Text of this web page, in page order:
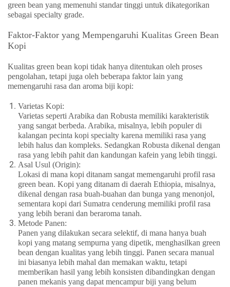
green bean yang memenuhi standar tinggi untuk dikategorikan
sebagai specialty grade.
Faktor-Faktor yang Mempengaruhi Kualitas Green Bean
Kopi
Kualitas green bean kopi tidak hanya ditentukan oleh proses
pengolahan, tetapi juga oleh beberapa faktor lain yang
memengaruhi rasa dan aroma biji kopi:
Varietas Kopi:
Varietas seperti Arabika dan Robusta memiliki karakteristik
yang sangat berbeda. Arabika, misalnya, lebih populer di
kalangan pecinta kopi specialty karena memiliki rasa yang
lebih halus dan kompleks. Sedangkan Robusta dikenal dengan
rasa yang lebih pahit dan kandungan kafein yang lebih tinggi.
Asal Usul (Origin):
Lokasi di mana kopi ditanam sangat memengaruhi profil rasa
green bean. Kopi yang ditanam di daerah Ethiopia, misalnya,
dikenal dengan rasa buah-buahan dan bunga yang menonjol,
sementara kopi dari Sumatra cenderung memiliki profil rasa
yang lebih berani dan beraroma tanah.
Metode Panen:
Panen yang dilakukan secara selektif, di mana hanya buah
kopi yang matang sempurna yang dipetik, menghasilkan green
bean dengan kualitas yang lebih tinggi. Panen secara manual
ini biasanya lebih mahal dan memakan waktu, tetapi
memberikan hasil yang lebih konsisten dibandingkan dengan
panen mekanis yang dapat mencampur biji yang belum